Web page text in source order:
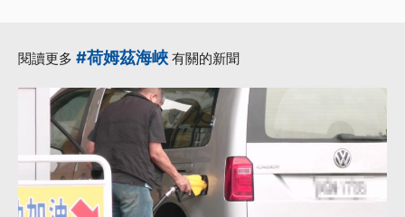
閱讀更多 #荷姆茲海峽 有關的新聞